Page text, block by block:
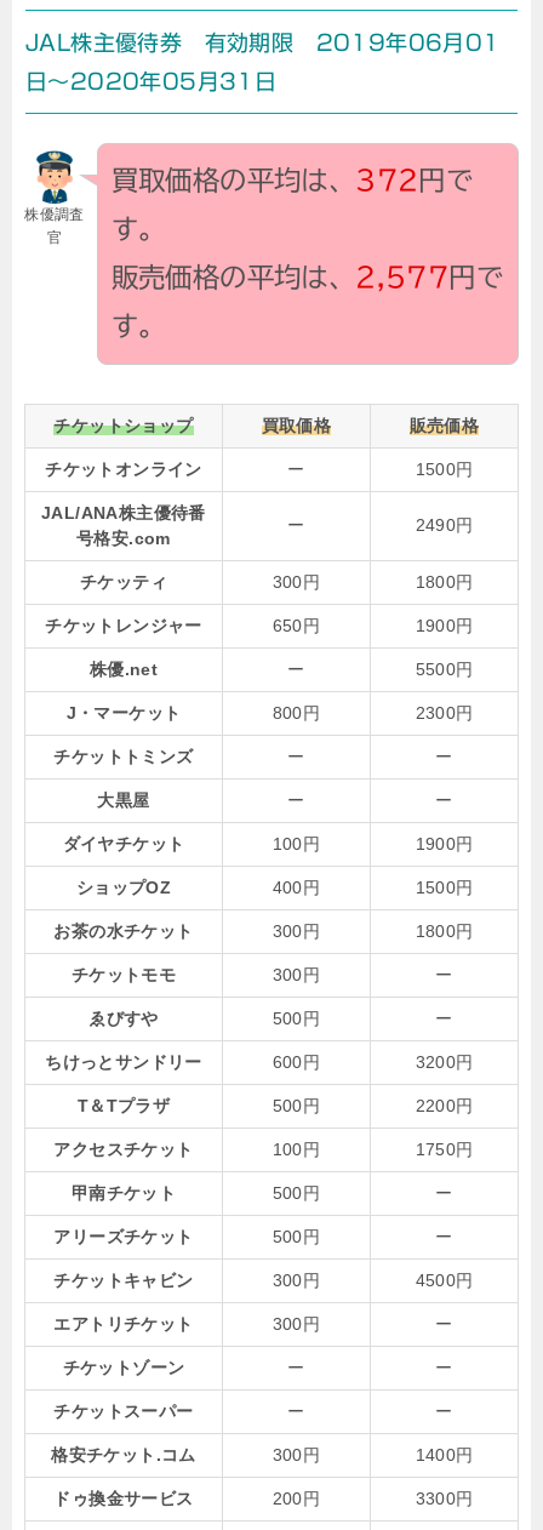
JAL株主優待券 有効期限 2019年06月01
日～2020年05月31日
株優調査
官
買取価格の平均は、 372 円で
す。
販売価格の平均は、 2,577円で
す。
チケットショップ 買取価格 販売価格
チケットオンライン ー 1500円
JAL/ANA株主優待番
号格安.com
ー 2490円
チケッティ 300円 1800円
チケットレンジャー 650円 1900円
株優.net ー 5500円
J・マーケット 800円 2300円
チケットトミンズ ー ー
大黒屋 ー ー
ダイヤチケット 100円 1900円
ショップOZ 400円 1500円
お茶の水チケット 300円 1800円
チケットモモ 300円 ー
ゑびすや 500円 ー
ちけっとサンドリー 600円 3200円
T＆Tプラザ 500円 2200円
アクセスチケット 100円 1750円
甲南チケット 500円 ー
アリーズチケット 500円 ー
チケットキャビン 300円 4500円
エアトリチケット 300円 ー
チケットゾーン ー ー
チケットスーパー ー ー
格安チケット.コム 300円 1400円
ドゥ換金サービス 200円 3300円